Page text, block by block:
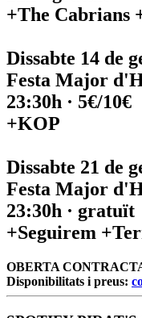
+The Cabrians
Dissabte 14 de
Festa Major
23:30h · 5€/10€
+KOP
Dissabte 21 de
Festa Major
23:30h · gratuït
+Seguirem
OBERTA
Disponibilitats i preus: